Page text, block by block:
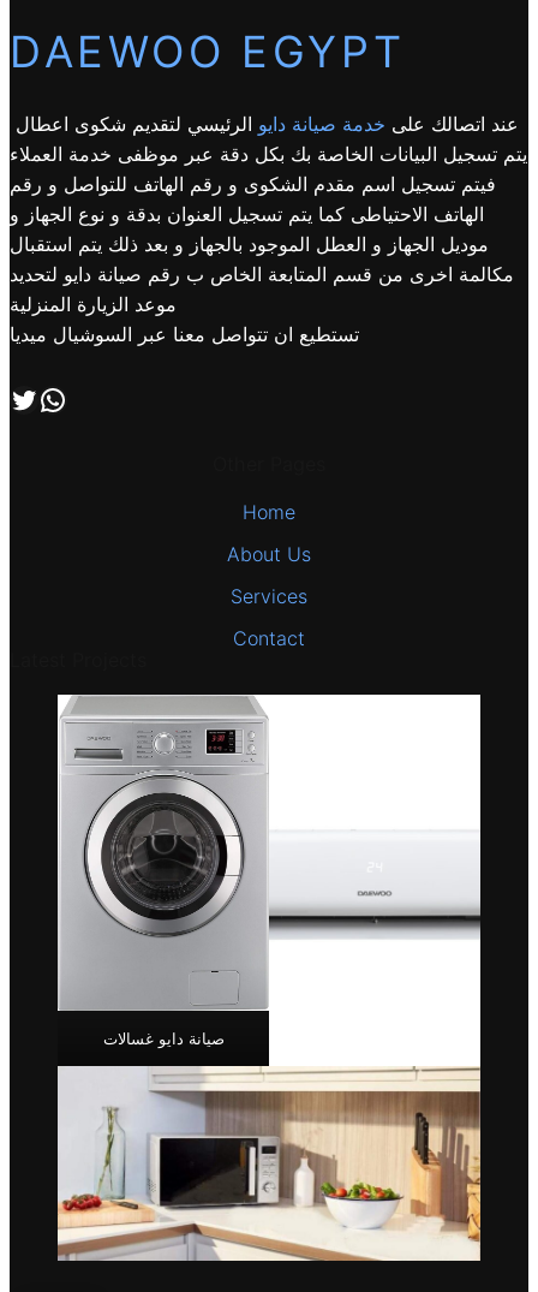
DAEWOO EGYPT
عند اتصالك على خدمة صيانة دايو الرئيسي لتقديم شكوى اعطال
يتم تسجيل البيانات الخاصة بك بكل دقة عبر موظفى خدمة العملاء
فيتم تسجيل اسم مقدم الشكوى و رقم الهاتف للتواصل و رقم
الهاتف الاحتياطى كما يتم تسجيل العنوان بدقة و نوع الجهاز و
موديل الجهاز و العطل الموجود بالجهاز و بعد ذلك يتم استقبال
مكالمة اخرى من قسم المتابعة الخاص ب رقم صيانة دايو لتحديد
موعد الزيارة المنزلية
تستطيع ان تتواصل معنا عبر السوشيال ميديا
تابعنا علي صفحة التويتر اتصل بنا علي طريق الوتساب
Home
About Us
Services
Contact
صيانة دايو غسالات